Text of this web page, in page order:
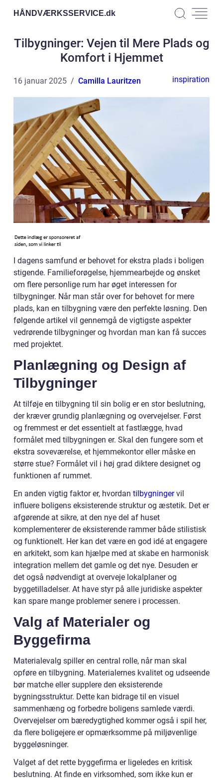
HÅNDVÆRKSSERVICE.dk
Tilbygninger: Vejen til Mere Plads og
Komfort i Hjemmet
16 januar 2025 Camilla Lauritzen inspiration
I dagens samfund er behovet for ekstra plads i boligen
stigende. Familieforøgelse, hjemmearbejde og ønsket
om flere personlige rum har øget interessen for
tilbygninger. Når man står over for behovet for mere
plads, kan en tilbygning være den perfekte løsning. Den
følgende artikel vil gennemgå de vigtigste aspekter
vedrørende tilbygninger og hvordan man kan få succes
med projektet.
Planlægning og Design af
Tilbygninger
At tilføje en tilbygning til sin bolig er en stor beslutning,
der kræver grundig planlægning og overvejelser. Først
og fremmest er det essentielt at fastlægge, hvad
formålet med tilbygningen er. Skal den fungere som et
ekstra soveværelse, et hjemmekontor eller måske en
større stue? Formålet vil i høj grad diktere designet og
funktionen af rummet.
En anden vigtig faktor er, hvordan tilbygningervil
influere boligens eksisterende struktur og æstetik. Det er
afgørende at sikre, at den nye del af huset
komplementerer de eksisterende rammer både stilistisk
og funktionelt. Her kan det være en god idé at engagere
en arkitekt, som kan hjælpe med at skabe en harmonisk
integration mellem det gamle og det nye. Desuden er
det også nødvendigt at overveje lokalplaner og
byggetilladelser. At have styr på alle juridiske aspekter
kan spare mange problemer senere i processen.
Valg af Materialer og
Byggefirma
Materialevalg spiller en central rolle, når man skal
opføre en tilbygning. Materialernes kvalitet og udseende
bør matche eller supplere den eksisterende
bygningsstruktur. Dette kan bidrage til en visuel
sammenhæng og forbedre boligens samlede værdi.
Overvejelser om bæredygtighed kommer også i spil her,
da flere boligejere er opmærksomme på miljøvenlige
byggeløsninger.
Valget af det rette byggefirma er ligeledes en kritisk
beslutning. At finde en virksomhed, som ikke kun er